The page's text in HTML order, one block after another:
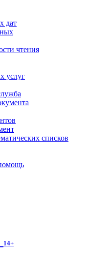
дат
чтения
услуг
списков
14+